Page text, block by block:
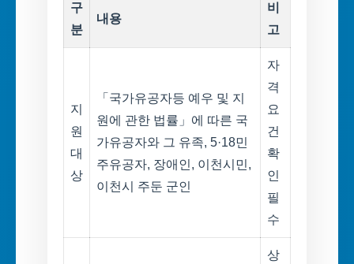
구
분
내용
비
고
지
원
대
상
「국가유공자등 예우 및 지
원에 관한 법률」에 따른 국
가유공자와 그 유족, 5·18민
주유공자, 장애인, 이천시민,
이천시 주둔 군인
자
격
요
건
확
인
필
수
상